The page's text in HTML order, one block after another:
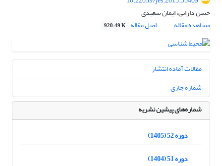
حسن دارابی، ایمان سعیدی
مشاهده مقاله
اصل مقاله 920.49 K
مقالات آماده انتشار
شماره جاری
شماره‌های پیشین نشریه
دوره 52 (1405)
دوره 51 (1404)